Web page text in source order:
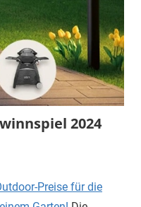
2024
Preise für die